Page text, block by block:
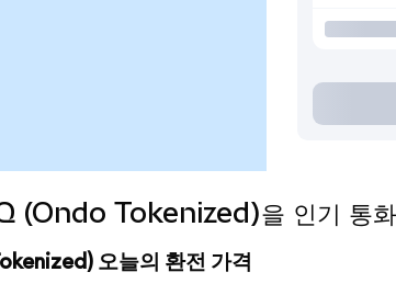
Tokenized)을 인기 통화
오늘의 환전 가격